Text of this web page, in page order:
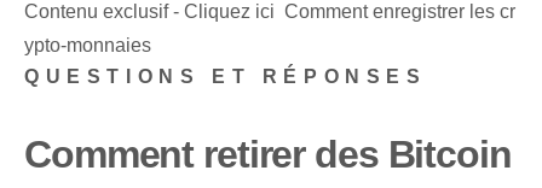
Contenu exclusif - Cliquez ici Comment enregistrer les cr
ypto-monnaies
QUESTIONS ET RÉPONSES
Comment retirer des Bitcoin